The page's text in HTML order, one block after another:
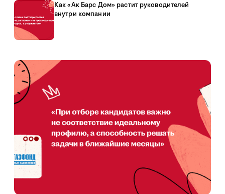
Как «Ак Барс Дом» растит руководителей
внутри компании